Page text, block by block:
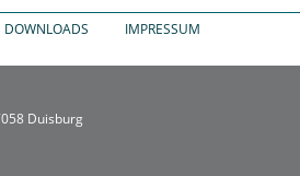
DOWNLOADS
IMPRESSUM
Duisburg